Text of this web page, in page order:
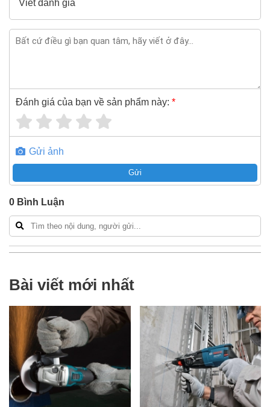
Viết đánh giá
Đánh giá của bạn về sản phẩm này: *
Gửi ảnh
Gửi
0 Bình Luận
Bài viết mới nhất